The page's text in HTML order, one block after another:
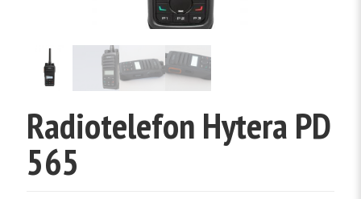
Radiotelefon Hytera PD
565